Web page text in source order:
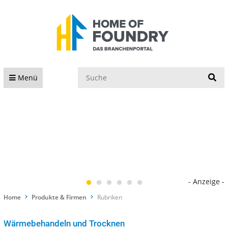
Menü
- Anzeige -
Home Produkte & Firmen Rubriken
Wärmebehandeln und Trocknen